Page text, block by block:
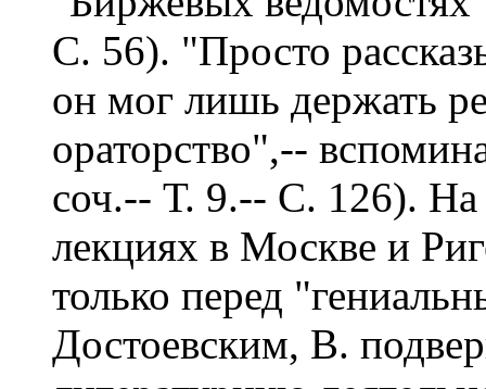
С. 56). "Просто
он мог лишь держать
ораторство",--
соч.-- Т. 9.-- С. 126).
лекциях в Москве и
только перед
Достоевским, В.